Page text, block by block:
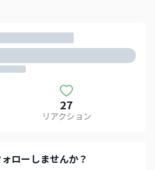
化のための社会実験）
27
リアクション
ローしませんか？